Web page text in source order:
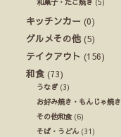
キッチンカー (0)
グルメその他 (5)
テイクアウト (156)
和食 (73)
うなぎ(3)
お好み焼き・もんじゃ焼き
その他和食(6)
そば・うどん (31)